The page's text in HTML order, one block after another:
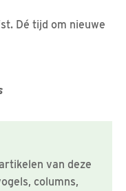
Dé tijd om nieuwe
van deze
columns,